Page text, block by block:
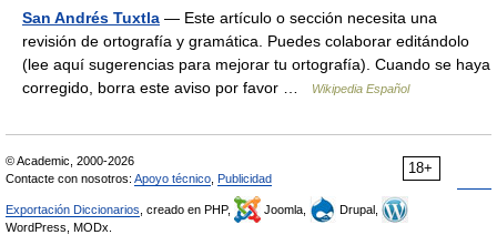
San Andrés Tuxtla — Este artículo o sección necesita una
revisión de ortografía y gramática. Puedes colaborar editándolo
(lee aquí sugerencias para mejorar tu ortografía). Cuando se haya
corregido, borra este aviso por favor …
Wikipedia Español
18+
© Academic, 2000-2026
Contacte con nosotros: Apoyo técnico Publicidad
Exportación Diccionarios , creado en PHP, Joomla,
Drupal,
WordPress, MODx.